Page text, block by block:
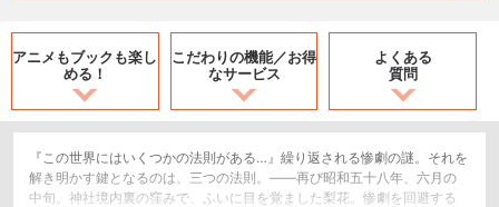
アニメもブックも楽し
める！
こだわりの機能／お得
なサービス
よくある
質問
『この世界にはいくつかの法則がある…』繰り返される惨劇の謎。それを
解き明かす鍵となるのは、三つの法則。――再び昭和五十八年、六月の
中旬。神社境内裏の窪みで、ふいに目を覚ました梨花。惨劇を回避する